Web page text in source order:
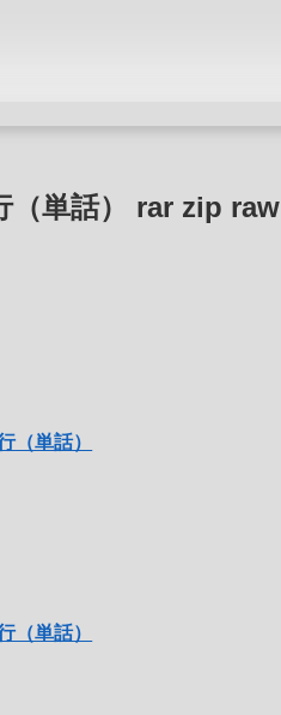
（単話） rar zip raw
（単話）
（単話）